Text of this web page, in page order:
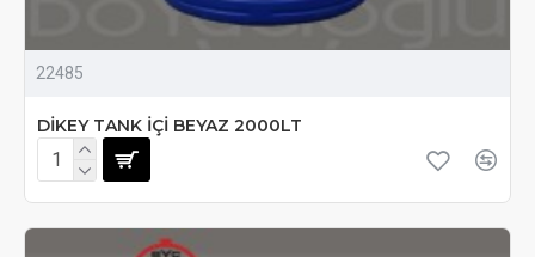
22485
DİKEY TANK İÇİ BEYAZ 2000LT